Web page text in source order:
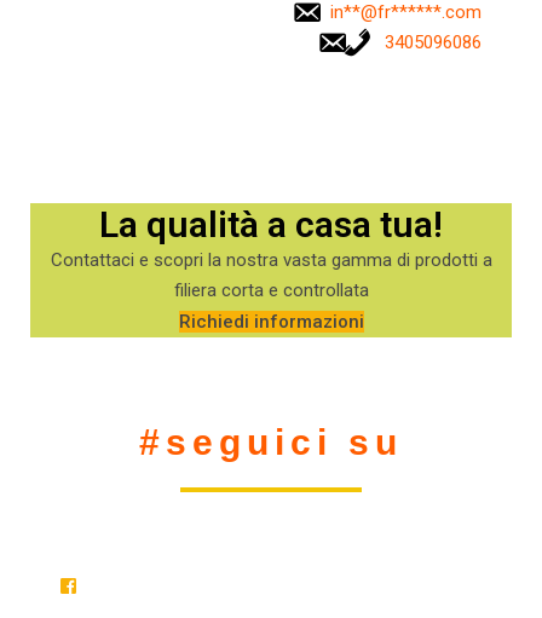
in**@fr******.com
3405096086
La qualità a casa tua!
Contattaci e scopri la nostra vasta gamma di prodotti a
filiera corta e controllata
Richiedi informazioni
#seguici su